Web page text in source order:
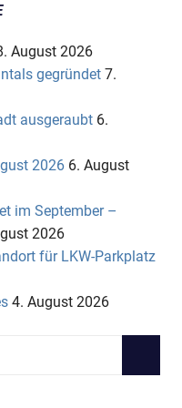
August 2026
gegründet 7.
ausgeraubt 6.
2026 6. August
im September –
2026
für LKW-Parkplatz
4. August 2026